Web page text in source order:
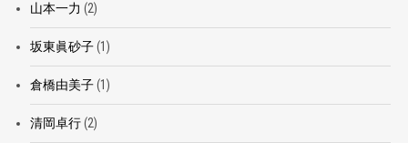
山本一力 (2)
坂東眞砂子(1)
倉橋由美子(1)
清岡卓行(2)